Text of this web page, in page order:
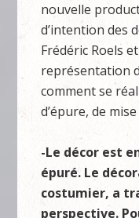
nouvelle
d’intention des
Frédéric Roels
représentation
comment se
d’épure, de
-Le décor est
épuré. Le
costumier, a
perspective.